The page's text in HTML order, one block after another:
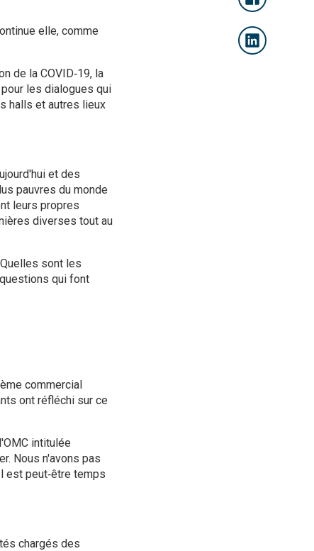
elle, comme
de la COVID‑19, la
les dialogues qui
halls et autres lieux
et des
pauvres du monde
leurs propres
diverses tout au
sont les
qui font
commercial
ont réfléchi sur ce
intitulée
Nous n'avons pas
est peut‑être temps
chargés des